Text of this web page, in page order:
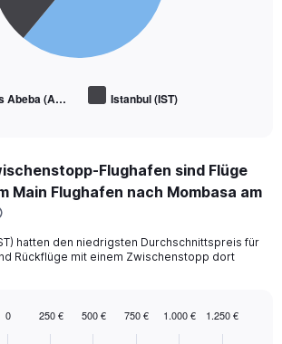
Abeba (A… Istanbul (IST)
Flughafen sind Flüge
Main Flughafen nach Mombasa am
hatten den niedrigsten Durchschnittspreis für
Rückflüge mit einem Zwischenstopp dort
0 250 € 500 € 750 € 1.000 € 1.250 €